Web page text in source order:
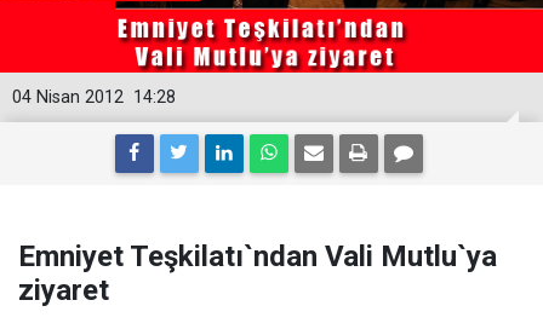
14:28
04 Nisan 2012
Emniyet Teşkilatı`ndan Vali Mutlu`ya
ziyaret